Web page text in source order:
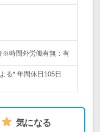
※時間外労働有無：有
る* 年間休日105日
気になる